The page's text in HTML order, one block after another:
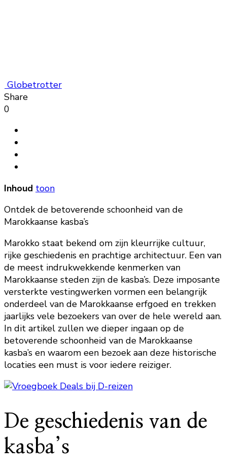
Globetrotter
Share
0
Inhoud toon
Ontdek de betoverende schoonheid van de
Marokkaanse kasba’s
Marokko staat bekend om zijn kleurrijke cultuur,
rijke geschiedenis en prachtige architectuur. Een van
de meest indrukwekkende kenmerken van
Marokkaanse steden zijn de kasba’s. Deze imposante
versterkte vestingwerken vormen een belangrijk
onderdeel van de Marokkaanse erfgoed en trekken
jaarlijks vele bezoekers van over de hele wereld aan.
In dit artikel zullen we dieper ingaan op de
betoverende schoonheid van de Marokkaanse
kasba’s en waarom een bezoek aan deze historische
locaties een must is voor iedere reiziger.
De geschiedenis van de
kasba’s